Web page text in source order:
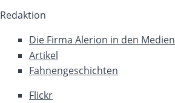
Redaktion
Die Firma Alerion in den Medien
Artikel
Fahnengeschichten
Flickr